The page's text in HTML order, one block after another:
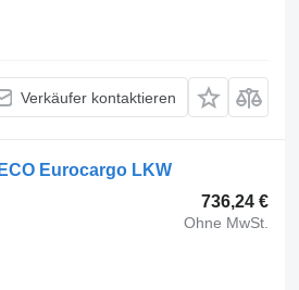
Verkäufer kontaktieren
Eurocargo LKW
736,24 €
Ohne MwSt.